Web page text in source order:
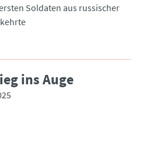
Soldaten aus russischer
ins Auge